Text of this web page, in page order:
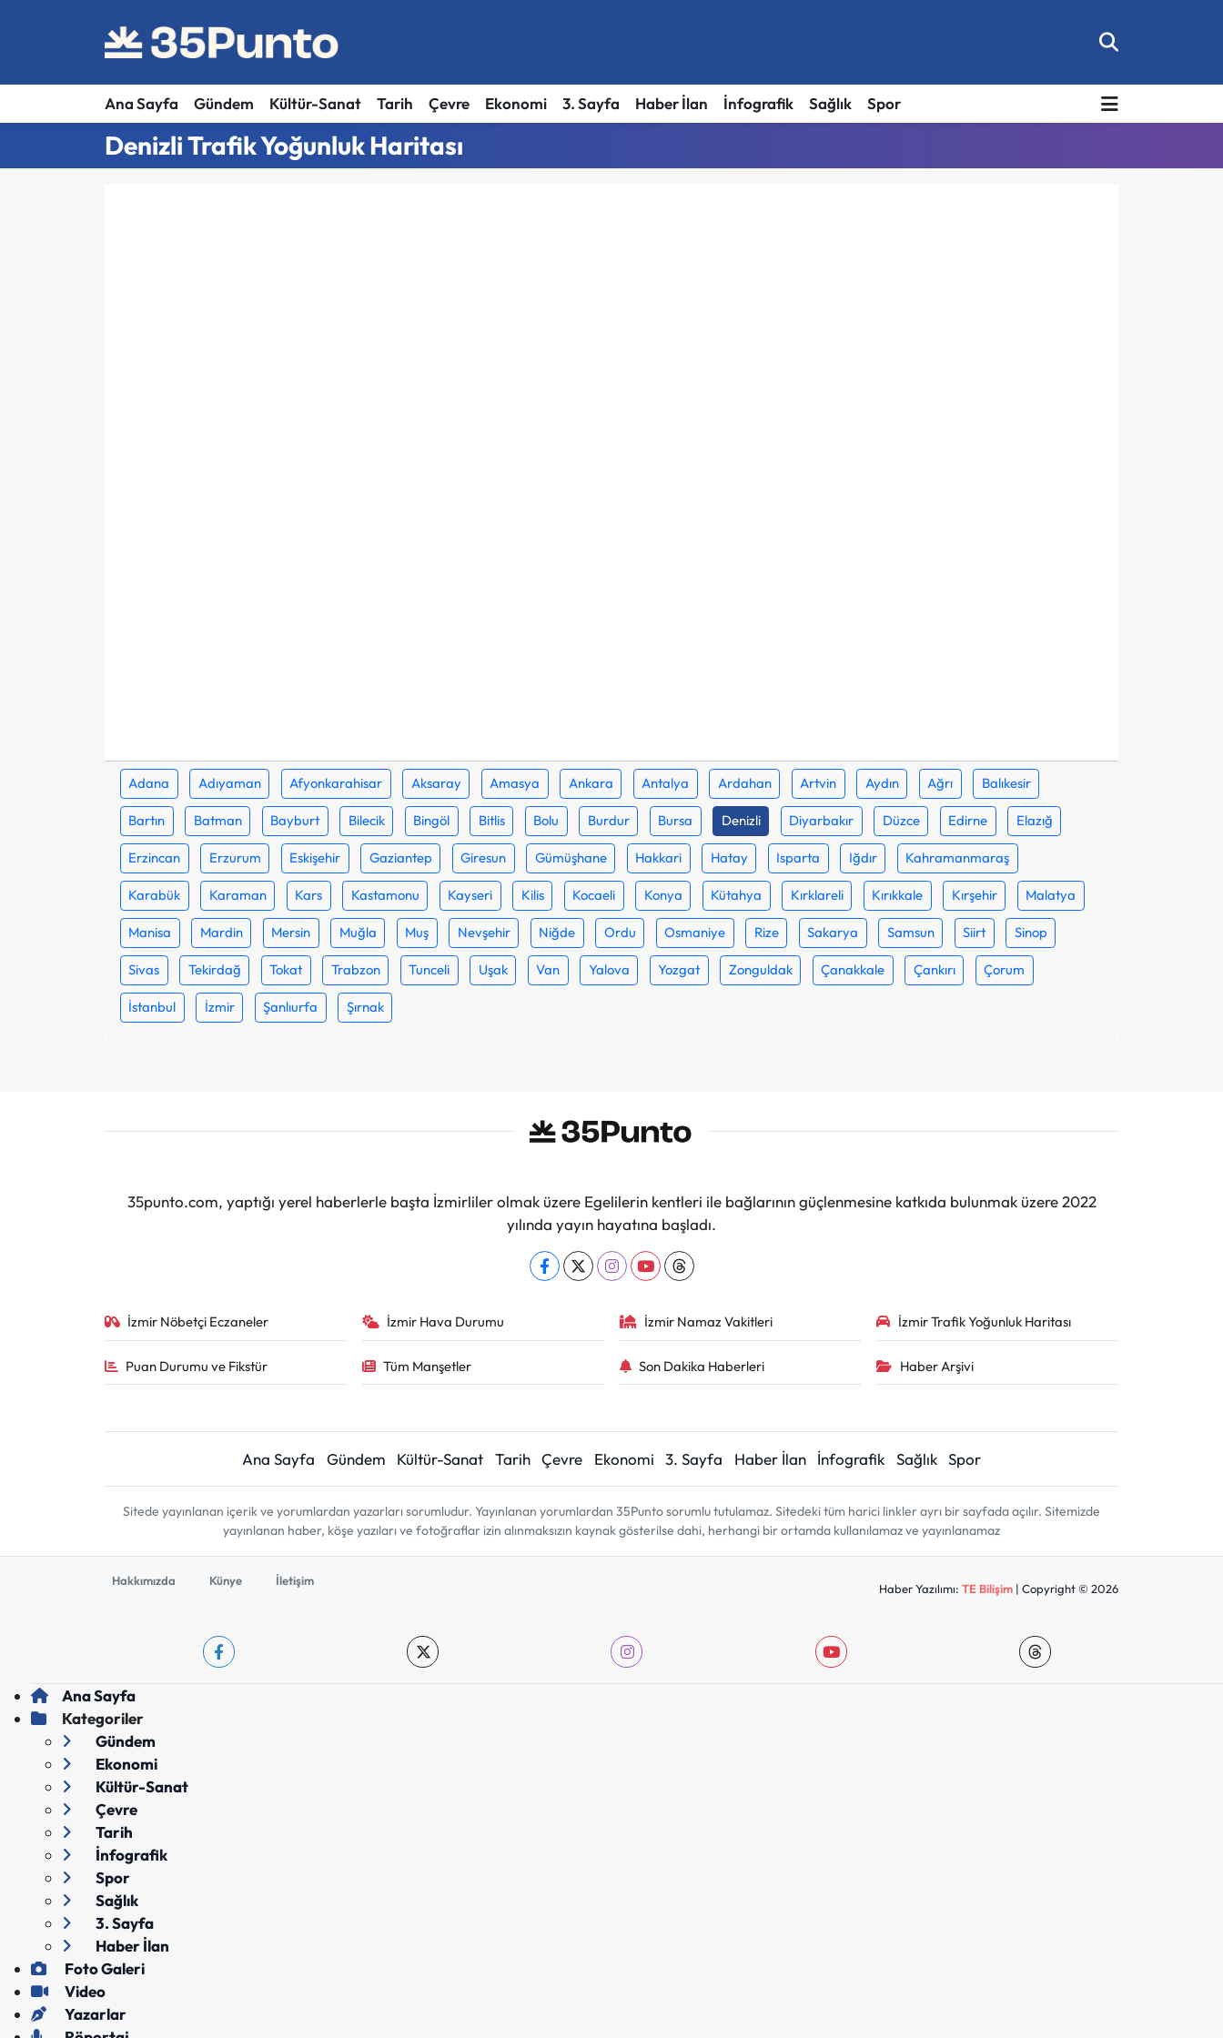
Ana Sayfa Gündem Kültür-Sanat Tarih Çevre Ekonomi 3. Sayfa Haber İlan İnfografik Sağlık Spor
Denizli Trafik Yoğunluk Haritası
Adana Adıyaman Afyonkarahisar Aksaray Amasya Ankara Antalya Ardahan Artvin Aydın Ağrı Balıkesir
Bartın Batman Bayburt Bilecik Bingöl Bitlis Bolu Burdur Bursa Denizli Diyarbakır Düzce Edirne Elazığ
Erzincan Erzurum Eskişehir Gaziantep Giresun Gümüşhane Hakkari Hatay Isparta Iğdır Kahramanmaraş
Karabük Karaman Kars Kastamonu Kayseri Kilis Kocaeli Konya Kütahya Kırklareli Kırıkkale Kırşehir Malatya
Manisa Mardin Mersin Muğla Muş Nevşehir Niğde Ordu Osmaniye Rize Sakarya Samsun Siirt Sinop
Sivas Tekirdağ Tokat Trabzon Tunceli Uşak Van Yalova Yozgat Zonguldak Çanakkale Çankırı Çorum
İstanbul İzmir Şanlıurfa Şırnak
35punto.com, yaptığı yerel haberlerle başta İzmirliler olmak üzere Egelilerin kentleri ile bağlarının güçlenmesine katkıda bulunmak üzere 2022
yılında yayın hayatına başladı.
İzmir Nöbetçi Eczaneler İzmir Hava Durumu İzmir Namaz Vakitleri İzmir Trafik Yoğunluk Haritası
Puan Durumu ve Fikstür Tüm Manşetler Son Dakika Haberleri Haber Arşivi
Ana Sayfa Gündem Kültür-Sanat Tarih Çevre Ekonomi 3. Sayfa Haber İlan İnfografik Sağlık Spor
Sitede yayınlanan içerik ve yorumlardan yazarları sorumludur. Yayınlanan yorumlardan 35Punto sorumlu tutulamaz. Sitedeki tüm harici linkler ayrı bir sayfada açılır. Sitemizde
yayınlanan haber, köşe yazıları ve fotoğraflar izin alınmaksızın kaynak gösterilse dahi, herhangi bir ortamda kullanılamaz ve yayınlanamaz
Hakkımızda Künye İletişim
Haber Yazılımı:TE Bilişim | Copyright © 2026
Ana Sayfa
Kategoriler
Gündem
Ekonomi
Kültür-Sanat
Çevre
Tarih
İnfografik
Spor
Sağlık
3. Sayfa
Haber İlan
Foto Galeri
Video
Yazarlar